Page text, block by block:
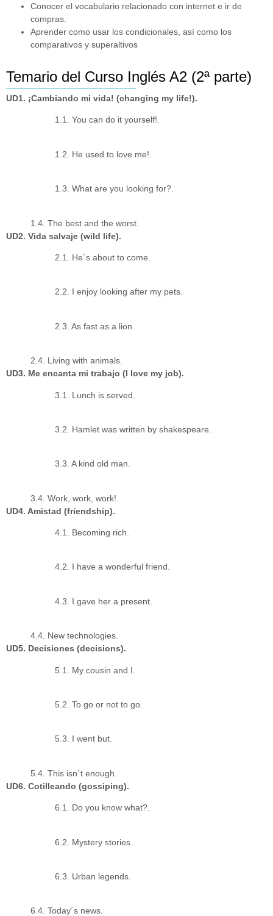
Conocer el vocabulario relacionado con internet e ir de
compras.
Aprender como usar los condicionales, así como los
comparativos y superaltivos
Temario del Curso Inglés A2 (2ª parte)
UD1. ¡Cambiando mi vida! (changing my life!).
1.1. You can do it yourself!.
1.2. He used to love me!.
1.3. What are you looking for?.
1.4. The best and the worst.
UD2. Vida salvaje (wild life).
2.1. He´s about to come.
2.2. I enjoy looking after my pets.
2.3. As fast as a lion.
2.4. Living with animals.
UD3. Me encanta mi trabajo (I love my job).
3.1. Lunch is served.
3.2. Hamlet was written by shakespeare.
3.3. A kind old man.
3.4. Work, work, work!.
UD4. Amistad (friendship).
4.1. Becoming rich.
4.2. I have a wonderful friend.
4.3. I gave her a present.
4.4. New technologies.
UD5. Decisiones (decisions).
5.1. My cousin and I.
5.2. To go or not to go.
5.3. I went but.
5.4. This isn´t enough.
UD6. Cotilleando (gossiping).
6.1. Do you know what?.
6.2. Mystery stories.
6.3. Urban legends.
6.4. Today´s news.